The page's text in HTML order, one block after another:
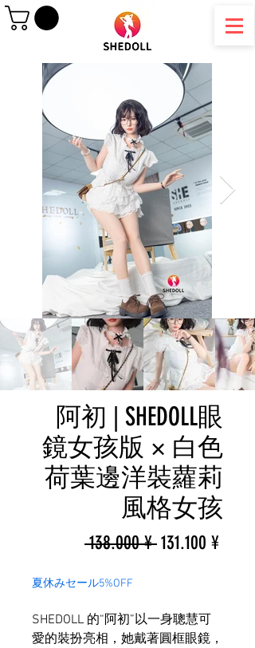
阿初 | SHEDOLL眼
鏡女孩版 × 白色
荷葉邊洋裝蘿莉
風格女孩
138.000 ¥ 一
格
131.100 ¥促
夏休みセール5%OFF
SHEDOLL 的“阿初”以一身聰慧可
愛的裝扮亮相，她戴著圓框眼鏡，